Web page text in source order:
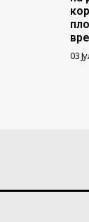
03